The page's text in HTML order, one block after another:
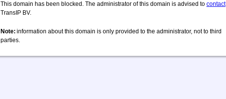
This domain has been blocked. The administrator of this domain is advised to contact
TransIP BV.
Note: information about this domain is only provided to the administrator, not to third
parties.